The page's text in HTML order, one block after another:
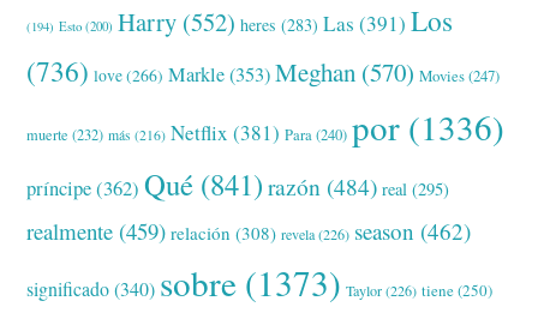
(194) Esto (200) Harry (552) heres (283) Las (391) Los
(736) love(266) Markle(353) Meghan (570) Movies(247)
muerte (232) más (216) Netflix (381) Para(240) por (1336)
príncipe(362) Qué (841) razón (484) real (295)
realmente (459) relación (308) revela(226) season (462)
significado(340) sobre (1373) Taylor(226) tiene(250)